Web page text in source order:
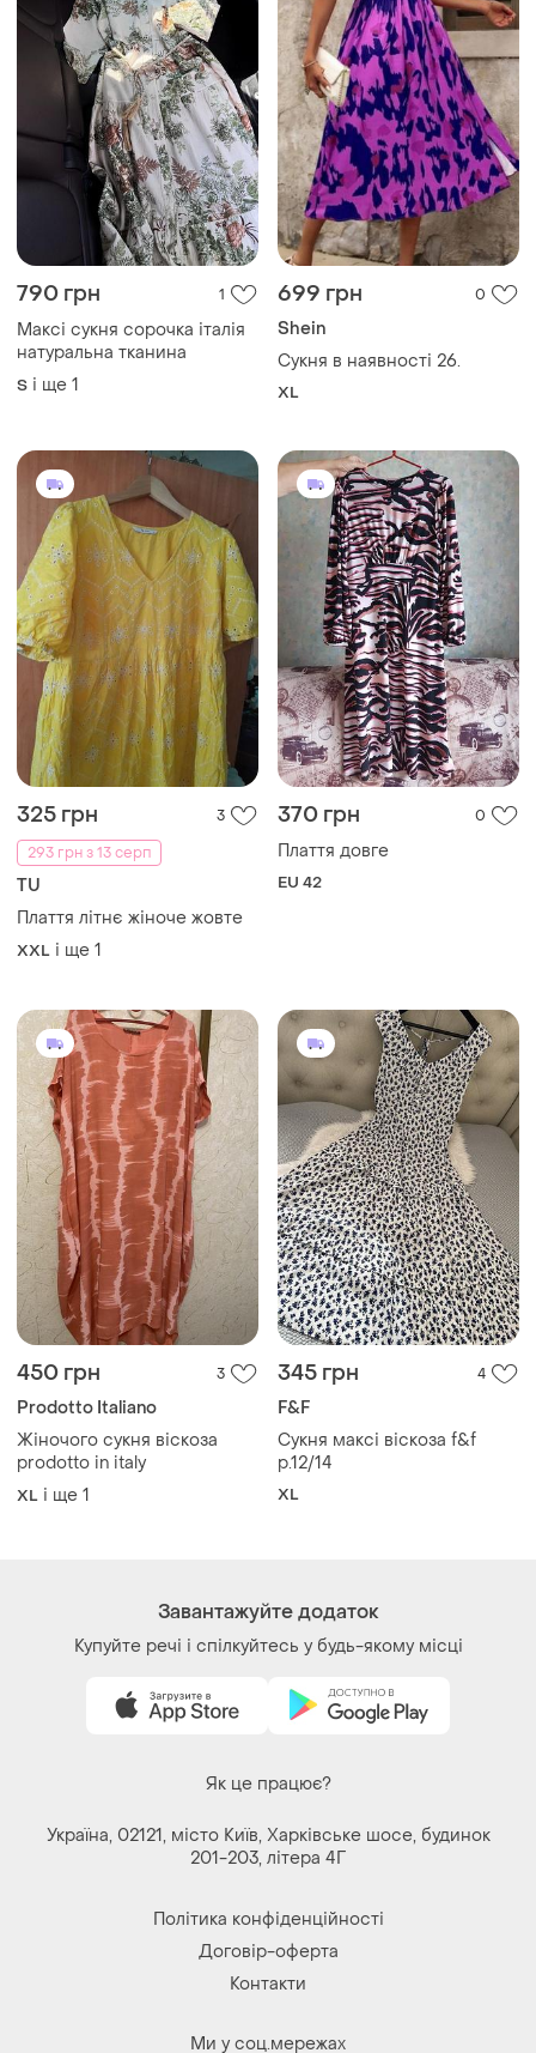
790 грн 1
Максі сукня сорочка італія
натуральна тканина
S і ще 1
699 грн 0
Shein
Сукня в наявності 26.
XL
325 грн
3
293 грн з 13 серп
TU
Плаття літнє жіноче жовте
XXL і ще 1
370 грн 0
Плаття довге
EU 42
450 грн 3
Prodotto Italiano
Жіночого сукня віскоза
prodotto in italy
XL і ще 1
345 грн 4
F&F
Сукня максі віскоза f&f
р.12/14
XL
Завантажуйте додаток
Купуйте речі і спілкуйтесь у будь-якому місці
Як це працює?
Україна, 02121, місто Київ, Харківське шосе, будинок
201-203, літера 4Г
Політика конфіденційності
Договір-оферта
Контакти
Ми у соц.мережах